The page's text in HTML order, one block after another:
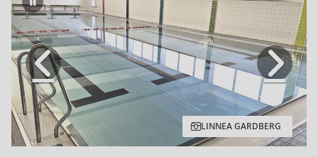
LINNEA GARDBERG